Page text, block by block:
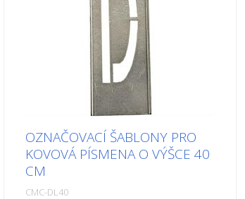
OZNAČOVACÍ ŠABLONY PRO
KOVOVÁ PÍSMENA O VÝŠCE 40
CM
CMC-DL40